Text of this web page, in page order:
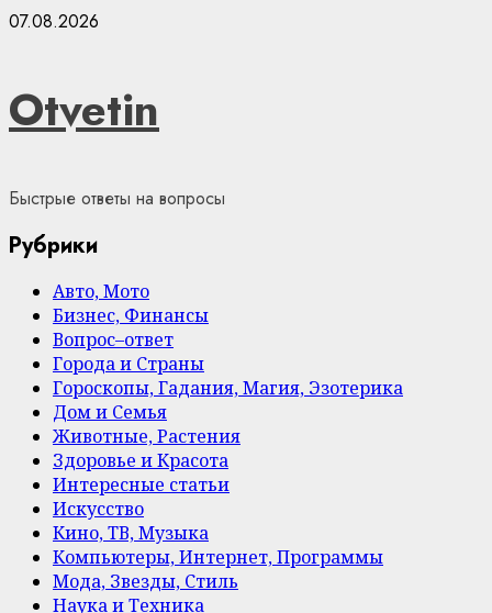
Skip
07.08.2026
Otvetin
Быстрые ответы на вопросы
Рубрики
Авто, Мото
Бизнес, Финансы
Вопрос–ответ
Города и Страны
Гороскопы, Гадания, Магия, Эзотерика
Дом и Семья
Животные, Растения
Здоровье и Красота
Интересные статьи
Искусство
Кино, ТВ, Музыка
Компьютеры, Интернет, Программы
Мода, Звезды, Стиль
Наука и Техника